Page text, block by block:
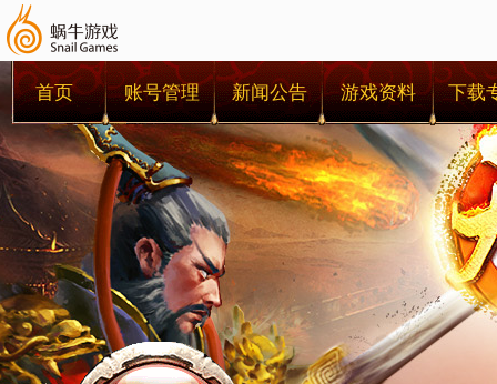
首页 账号管理 新闻公告 游戏资料 下载